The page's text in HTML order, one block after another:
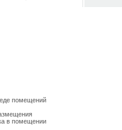
помещений
в помещении